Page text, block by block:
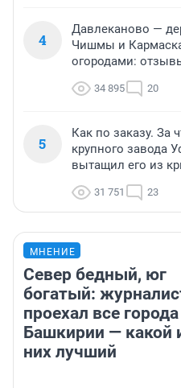
4
Давлеканово —
Чишмы и
огородами:
34 895 20
5
Как по заказу. За
крупного завода
вытащил его из
31 751 23
МНЕНИЕ
Север бедный, юг
богатый:
проехал все города
Башкирии — какой
них лучший